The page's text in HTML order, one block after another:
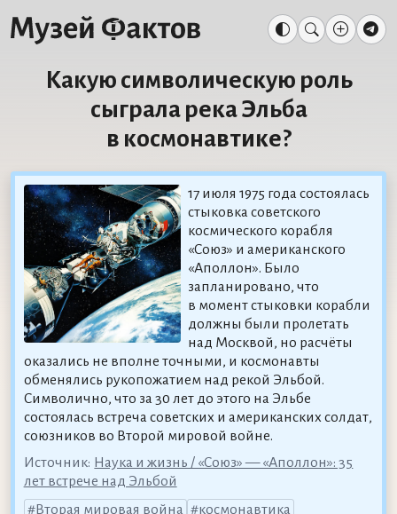
Какую символическую роль
сыграла река Эльба
в космонавтике?
17 июля 1975 года состоялась
стыковка советского
космического корабля
«Союз» и американского
«Аполлон». Было
запланировано, что
в момент стыковки корабли
должны были пролетать
над Москвой, но расчёты
оказались не вполне точными, и космонавты
обменялись рукопожатием над рекой Эльбой.
Символично, что за 30 лет до этого на Эльбе
состоялась встреча советских и американских солдат,
союзников во Второй мировой войне.
Источник: Наука и жизнь / «Союз» — «Аполлон»: 35
лет встрече над Эльбой
Вторая мировая война
космонавтика